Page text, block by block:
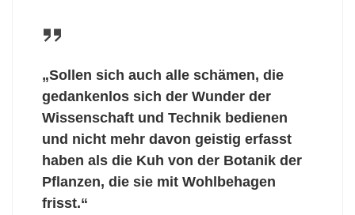
„Sollen sich auch alle schämen, die
gedankenlos sich der Wunder der
Wissenschaft und Technik bedienen
und nicht mehr davon geistig erfasst
haben als die Kuh von der Botanik der
Pflanzen, die sie mit Wohlbehagen
frisst.“